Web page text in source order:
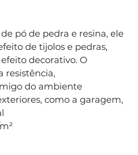
pó de pedra e resina, ele
de tijolos e pedras,
decorativo. O
resistência,
do ambiente
como a garagem,